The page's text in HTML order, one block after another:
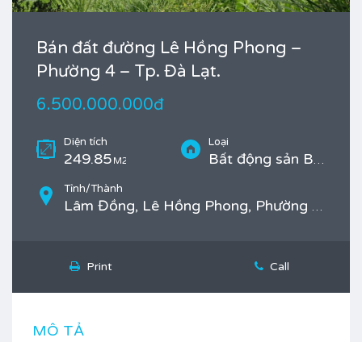
Bán đất đường Lê Hồng Phong –
Phường 4 – Tp. Đà Lạt.
6.500.000.000đ
Diện tích
249.85 M2
Loại
Bất động sản Bán, Đất ở
Tỉnh/Thành
Lâm Đồng, Lê Hồng Phong, Phường 4, TP. Đà Lạt
Print Call
MÔ TẢ